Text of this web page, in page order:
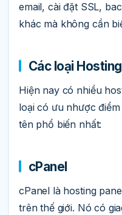
email, cài đặt SSL,
khác mà không cần
Các loại
Hiện nay có nhiều
loại có ưu nhược
tên phổ biến nhất:
cPanel
cPanel là hosting
trên thế giới. Nó có